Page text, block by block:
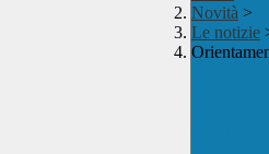
Novità >
Le notizie